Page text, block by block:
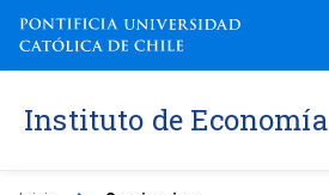
Instituto de Economía